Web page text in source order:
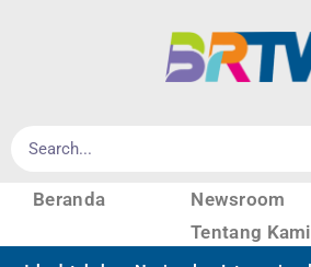
Beranda Newsroom
Tentang Kami